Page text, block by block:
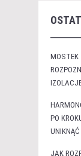
MOSTEK
PO
UNIKNĄĆ
JAK